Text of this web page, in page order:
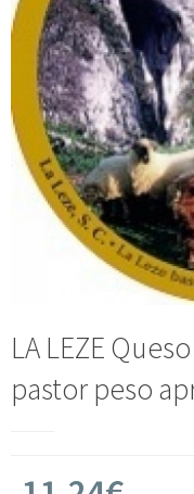
LA LEZE
pastor peso